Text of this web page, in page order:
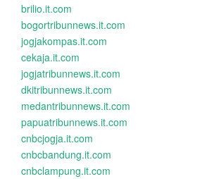
brilio.it.com
bogortribunnews.it.com
jogjakompas.it.com
cekaja.it.com
jogjatribunnews.it.com
dkitribunnews.it.com
medantribunnews.it.com
papuatribunnews.it.com
cnbcjogja.it.com
cnbcbandung.it.com
cnbclampung.it.com